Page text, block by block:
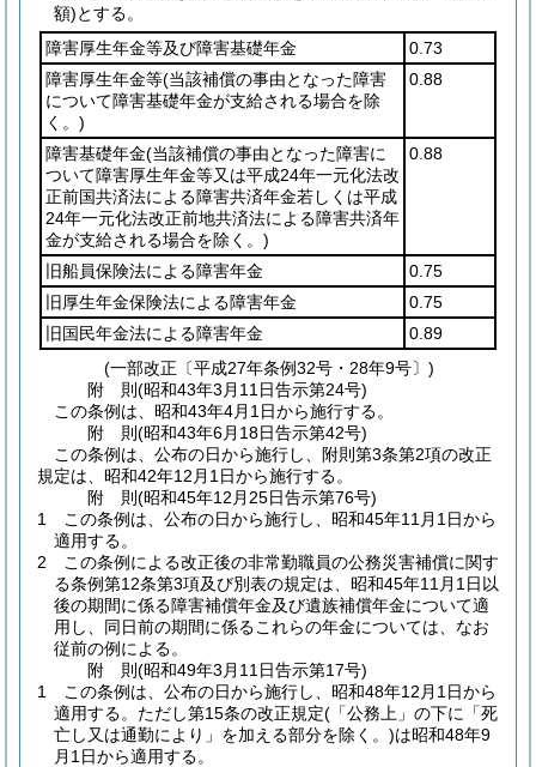
額)とする。
障害厚生年金等及び障害基礎年金
0.73
障害厚生年金等(当該補償の事由となった障害
について障害基礎年金が支給される場合を除
く。)
0.88
障害基礎年金(当該補償の事由となった障害に
ついて障害厚生年金等又は平成24年一元化法改
正前国共済法による障害共済年金若しくは平成
24年一元化法改正前地共済法による障害共済年
金が支給される場合を除く。)
0.88
旧船員保険法による障害年金
0.75
旧厚生年金保険法による障害年金
0.75
旧国民年金法による障害年金
0.89
(一部改正〔平成27年条例32号・28年9号〕)
附 則(昭和43年3月11日告示第24号)
この条例は、昭和43年4月1日から施行する。
附 則(昭和43年6月18日告示第42号)
この条例は、公布の日から施行し、附則第3条第2項の改正
規定は、昭和42年12月1日から施行する。
附 則(昭和45年12月25日告示第76号)
1
この条例は、公布の日から施行し、昭和45年11月1日から
適用する。
2
この条例による改正後の非常勤職員の公務災害補償に関す
る条例第12条第3項及び別表の規定は、昭和45年11月1日以
後の期間に係る障害補償年金及び遺族補償年金について適
用し、同日前の期間に係るこれらの年金については、なお
従前の例による。
附 則(昭和49年3月11日告示第17号)
1
この条例は、公布の日から施行し、昭和48年12月1日から
適用する。 ただし第15条の改正規定(「公務上」の下に「死
亡し又は通勤により」を加える部分を除く。)は昭和48年9
月1日から適用する。